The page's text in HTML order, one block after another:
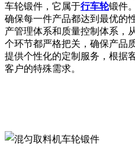
车轮锻件，它属于行车轮锻件
确保每一件产品都达到最优的
产管理体系和质量控制体系，
个环节都严格把关，确保产品
提供个性化的定制服务，根据
客户的特殊需求。